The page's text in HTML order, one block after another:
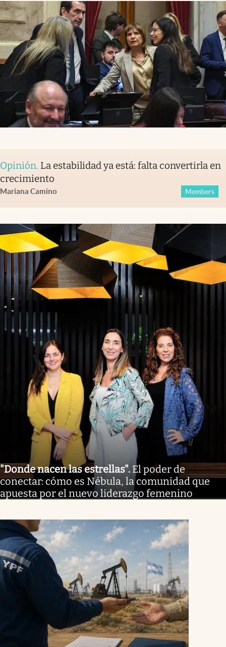
Opinión. La estabilidad ya está: falta convertirla en
crecimiento
Mariana Camino Members
"Donde nacen las estrellas". El poder de
conectar: cómo es Nébula, la comunidad que
apuesta por el nuevo liderazgo femenino